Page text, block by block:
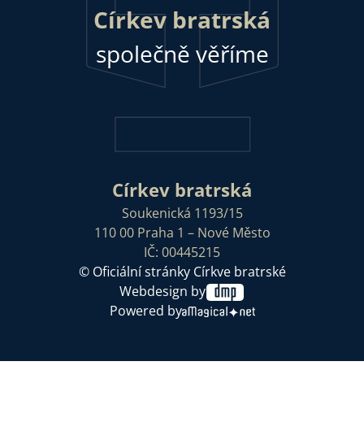
Církev bratrská
společně věříme
Církev bratrská
Soukenická 1193/15
110 00 Praha 1 – Nové Město
IČ: 00445215
© Oficiální stránky Církve bratrské
Webdesign by
Powered by